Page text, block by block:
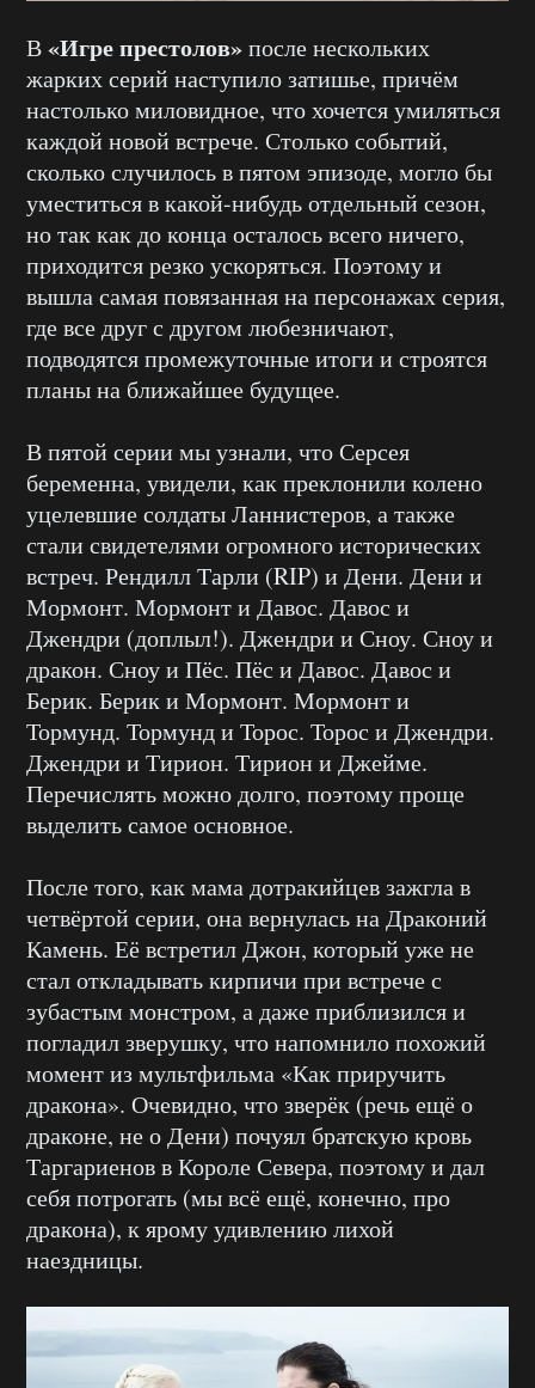
В«Игре престолов»после нескольких
жарких серий наступило затишье, причём
настолько миловидное, что хочется умиляться
каждой новой встрече. Столько событий,
сколько случилось в пятом эпизоде, могло бы
уместиться в какой-нибудь отдельный сезон,
но так как до конца осталось всего ничего,
приходится резко ускоряться. Поэтому и
вышла самая повязанная на персонажах серия,
где все друг с другом любезничают,
подводятся промежуточные итоги и строятся
планы на ближайшее будущее.
В пятой серии мы узнали, что Серсея
беременна, увидели, как преклонили колено
уцелевшие солдаты Ланнистеров, а также
стали свидетелями огромного исторических
встреч. Рендилл Тарли (RIP) и Дени. Дени и
Мормонт. Мормонт и Давос. Давос и
Джендри (доплыл!). Джендри и Сноу. Сноу и
дракон. Сноу и Пёс. Пёс и Давос. Давос и
Берик. Берик и Мормонт. Мормонт и
Тормунд. Тормунд и Торос. Торос и Джендри.
Джендри и Тирион. Тирион и Джейме.
Перечислять можно долго, поэтому проще
выделить самое основное.
После того, как мама дотракийцев зажгла в
четвёртой серии, она вернулась на Драконий
Камень. Её встретил Джон, который уже не
стал откладывать кирпичи при встрече с
зубастым монстром, а даже приблизился и
погладил зверушку, что напомнило похожий
момент из мультфильма «Как приручить
дракона». Очевидно, что зверёк (речь ещё о
драконе, не о Дени) почуял братскую кровь
Таргариенов в Короле Севера, поэтому и дал
себя потрогать (мы всё ещё, конечно, про
дракона), к ярому удивлению лихой
наездницы.